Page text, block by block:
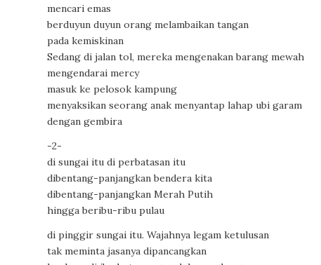
mencari emas
berduyun duyun orang melambaikan tangan
pada kemiskinan
Sedang di jalan tol, mereka mengenakan barang mewah
mengendarai mercy
masuk ke pelosok kampung
menyaksikan seorang anak menyantap lahap ubi garam
dengan gembira
-2-
di sungai itu di perbatasan itu
dibentang-panjangkan bendera kita
dibentang-panjangkan Merah Putih
hingga beribu-ribu pulau
di pinggir sungai itu. Wajahnya legam ketulusan
tak meminta jasanya dipancangkan